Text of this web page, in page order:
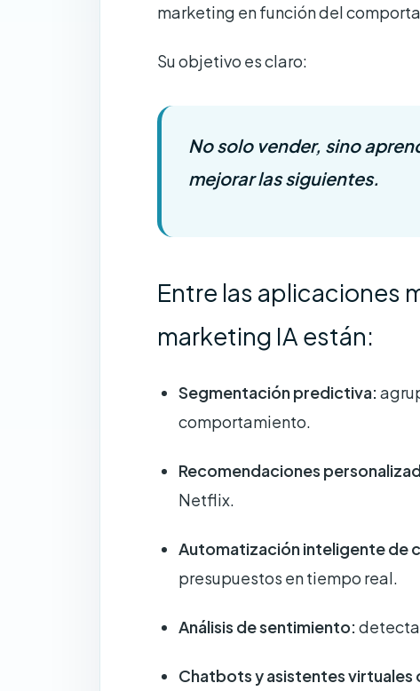
marketing en función del
Su objetivo es claro:
No solo vender, sino
mejorar las siguientes.
Entre las aplicaciones
marketing IA están:
Segmentación predictiva:
comportamiento.
Recomendaciones
Netflix.
Automatización inteligente de
presupuestos en tiempo real.
Análisis de sentimiento:detecta
Chatbots y asistentes virtuales